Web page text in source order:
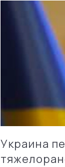
Украина